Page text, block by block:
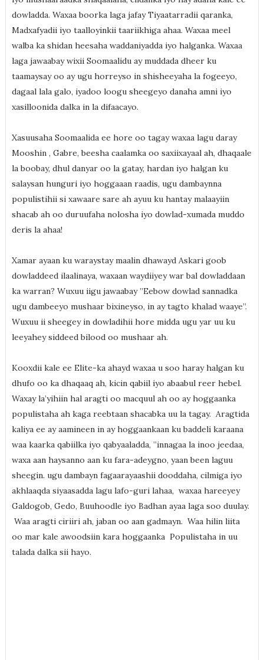
dowladda. Waxaa boorka laga jafay Tiyaatarradii qaranka,
Madxafyadii iyo taalloyinkii taariikhiga ahaa. Waxaa meel
walba ka shidan heesaha waddaniyadda iyo halganka. Waxaa
laga jawaabay wixii Soomaalidu ay muddada dheer ku
taamaysay oo ay ugu horreyso in shisheeyaha la fogeeyo,
dagaal lala galo, iyadoo loogu sheegeyo danaha amni iyo
xasilloonida dalka in la difaacayo.
Xasuusaha Soomaalida ee hore oo tagay waxaa lagu daray
Mooshin , Gabre, beesha caalamka oo saxiixayaal ah, dhaqaale
la boobay, dhul danyar oo la gatay, hardan iyo halgan ku
salaysan hunguri iyo hoggaaan raadis, ugu dambaynna
populistihii si xawaare sare ah ayuu ku hantay malaayiin
shacab ah oo duruufaha nolosha iyo dowlad-xumada muddo
deris la ahaa!
Xamar ayaan ku waraystay maalin dhawayd Askari goob
dowladdeed ilaalinaya, waxaan waydiiyey war bal dowladdaan
ka warran? Wuxuu iigu jawaabay ”Eebow dowlad sannadka
ugu dambeeyo mushaar bixineyso, in ay tagto khalad waaye”.
Wuxuu ii sheegey in dowladihii hore midda ugu yar uu ku
leeyahey siddeed bilood oo mushaar ah.
Kooxdii kale ee Elite-ka ahayd waxaa u soo haray halgan ku
dhufo oo ka dhaqaaq ah, kicin qabiil iyo abaabul reer hebel.
Waxay la’yihiin hal aragti oo macquul ah oo ay hoggaanka
populistaha ah kaga reebtaan shacabka uu la tagay. Aragtida
kaliya ee ay aamineen in ay hoggaankaan ku baddeli karaana
waa kaarka qabiilka iyo qabyaaladda, ”innagaa la inoo jeedaa,
waxa aan haysanno aan ku fara-adeygno, yaan been laguu
sheegin. ugu dambayn fagaarayaashii dooddaha, cilmiga iyo
akhlaaqda siyaasadda lagu lafo-guri lahaa, waxaa hareeyey
Galdogob, Gedo, Buuhoodle iyo Badhan ayaa laga soo duulay.
Waa aragti ciriiri ah, jaban oo aan gadmayn. Waa hilin liita
oo mar kale awoodsiin kara hoggaanka Populistaha in uu
talada dalka sii hayo.